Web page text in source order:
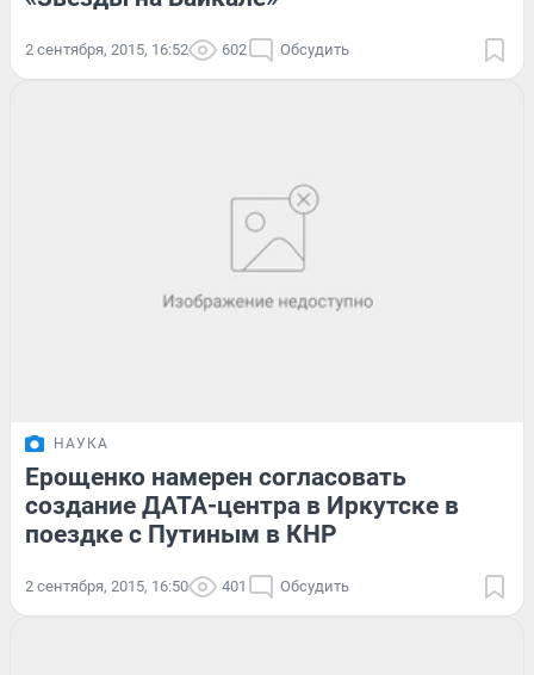
2 сентября, 2015, 16:52 602 Обсудить
НАУКА
Ерощенко намерен согласовать
создание ДАТА-центра в Иркутске в
поездке с Путиным в КНР
2 сентября, 2015, 16:50 401 Обсудить